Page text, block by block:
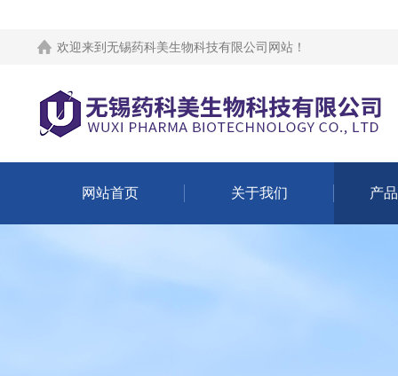
欢迎来到 无锡药科美生物科技有限公司网站 ！
网站首页 关于我们 产